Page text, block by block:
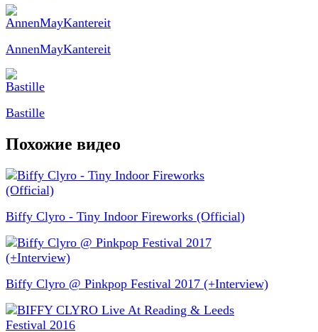
AnnenMayKantereit
Bastille
Похожие видео
Biffy Clyro - Tiny Indoor Fireworks (Official)
Biffy Clyro @ Pinkpop Festival 2017 (+Interview)